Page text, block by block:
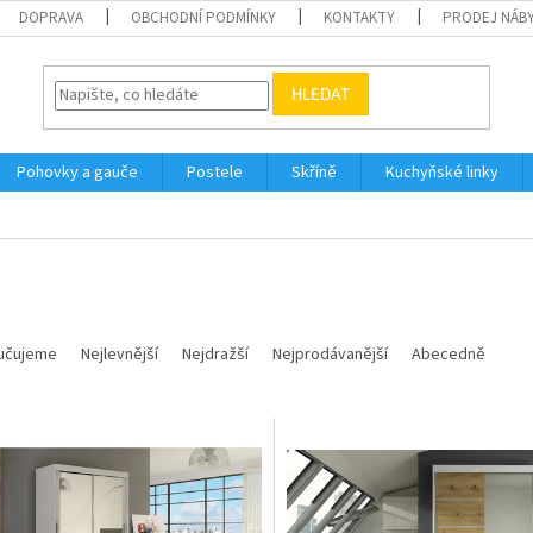
DOPRAVA OBCHODNÍ PODMÍNKY KONTAKTY PRODEJ
HLEDAT
Pohovky a gauče Postele Skříně Kuchyňské linky
Nejlevnější Nejdražší Nejprodávanější Abecedně